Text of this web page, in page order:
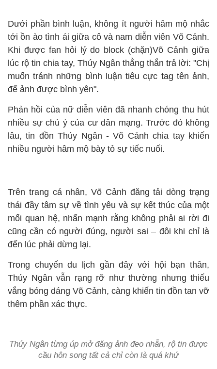
Dưới phần bình luận, không ít người hâm mộ nhắc
tới ồn ào tình ái giữa cô và nam diễn viên Võ Cảnh.
Khi được fan hỏi lý do block (chặn)Võ Cảnh giữa
lúc rộ tin chia tay, Thúy Ngân thẳng thắn trả lời: "Chị
muốn tránh những bình luận tiêu cực tag tên ảnh,
để ảnh được bình yên".
Phản hồi của nữ diễn viên đã nhanh chóng thu hút
nhiều sự chú ý của cư dân mạng. Trước đó không
lâu, tin đồn Thúy Ngân - Võ Cảnh chia tay khiến
nhiều người hâm mộ bày tỏ sự tiếc nuối.
Trên trang cá nhân, Võ Cảnh đăng tải dòng trạng
thái đầy tâm sự về tình yêu và sự kết thúc của một
mối quan hệ, nhấn mạnh rằng không phải ai rời đi
cũng cần có người đúng, người sai – đôi khi chỉ là
đến lúc phải dừng lại.
Trong chuyến du lịch gần đây với hội bạn thân,
Thúy Ngân vẫn rạng rỡ như thường nhưng thiếu
vắng bóng dáng Võ Cảnh, càng khiến tin đồn tan vỡ
thêm phần xác thực.
Thúy Ngân từng úp mở đăng ảnh đeo nhẫn, rộ tin được
cầu hôn song tất cả chỉ còn là quá khứ